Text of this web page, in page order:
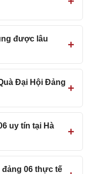
được lâu
Đại Hội Đảng
uy tín tại Hà
06 thực tế